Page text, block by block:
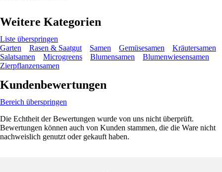
Weitere Kategorien
Liste überspringen
Garten
Rasen & Saatgut Samen Gemüsesamen
Kräutersamen
Salatsamen
Microgreens Blumensamen
Blumenwiesensamen
Zierpflanzensamen
Kundenbewertungen
Bereich überspringen
Die Echtheit der Bewertungen wurde von uns nicht überprüft.
Bewertungen können auch von Kunden stammen, die die Ware nicht
nachweislich genutzt oder gekauft haben.